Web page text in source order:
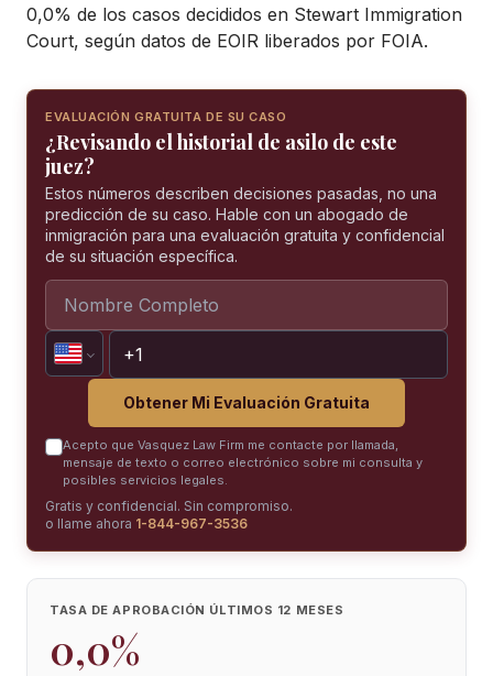
0,0% de los casos decididos en Stewart Immigration
Court, según datos de EOIR liberados por FOIA.
EVALUACIÓN GRATUITA DE SU CASO
¿Revisando el historial de asilo de este
juez?
Estos números describen decisiones pasadas, no una
predicción de su caso. Hable con un abogado de
inmigración para una evaluación gratuita y confidencial
de su situación específica.
Obtener Mi Evaluación Gratuita
Acepto que Vasquez Law Firm me contacte por llamada,
mensaje de texto o correo electrónico sobre mi consulta y
posibles servicios legales.
Gratis y confidencial. Sin compromiso.
o llame ahora 1-844-967-3536
TASA DE APROBACIÓN ÚLTIMOS 12 MESES
0,0%